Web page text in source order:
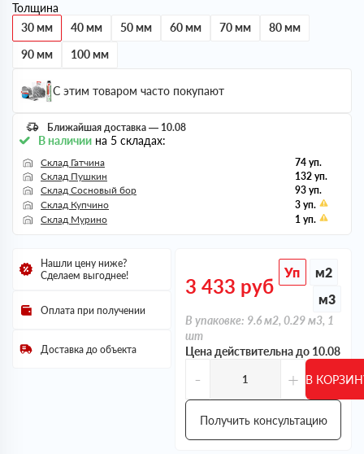
Толщина
30 мм
40 мм 50 мм 60 мм 70 мм
80 мм
90 мм
100 мм
С этим товаром часто покупают
Ближайшая доставка — 10.08
В наличии на 5 складах:
Склад Гатчина
74 уп.
Склад Пушкин
132 уп.
Склад Сосновый бор
93 уп.
Склад Купчино
3 уп.
Склад Мурино
1 уп.
3 433 руб
Уп
м2
м3
В упаковке: 9.6 м2, 0.29 м3, 1
шт
Цена действительна до 10.08
- + В
Получить консультацию
Нашли цену ниже?
Сделаем выгоднее!
Оплата при получении
Доставка до объекта